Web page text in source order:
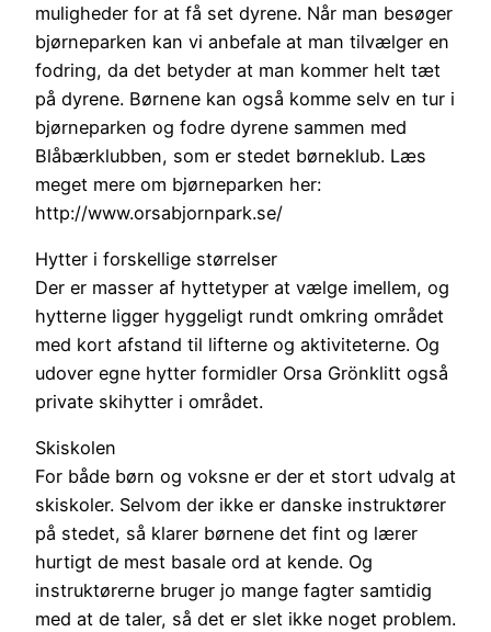
muligheder for at få set dyrene. Når man besøger
bjørneparken kan vi anbefale at man tilvælger en
fodring, da det betyder at man kommer helt tæt
på dyrene. Børnene kan også komme selv en tur i
bjørneparken og fodre dyrene sammen med
Blåbærklubben, som er stedet børneklub. Læs
meget mere om bjørneparken her:
http://www.orsabjornpark.se/
Hytter i forskellige størrelser
Der er masser af hyttetyper at vælge imellem, og
hytterne ligger hyggeligt rundt omkring området
med kort afstand til lifterne og aktiviteterne. Og
udover egne hytter formidler Orsa Grönklitt også
private skihytter i området.
Skiskolen
For både børn og voksne er der et stort udvalg at
skiskoler. Selvom der ikke er danske instruktører
på stedet, så klarer børnene det fint og lærer
hurtigt de mest basale ord at kende. Og
instruktørerne bruger jo mange fagter samtidig
med at de taler, så det er slet ikke noget problem.